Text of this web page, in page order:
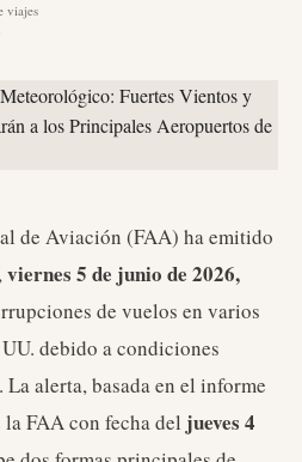
viajes
de Aviación (FAA) ha emitido
viernes 5 de junio de 2026,
de vuelos en varios
debido a condiciones
alerta, basada en el informe
FAA con fecha del jueves 4